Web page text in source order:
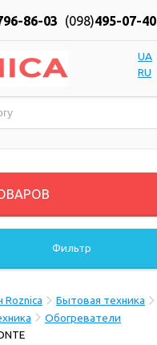
86-03 (098)495-07-40
UA
RU
Фильтр
Roznica
Бытовая техника
Обогреватели